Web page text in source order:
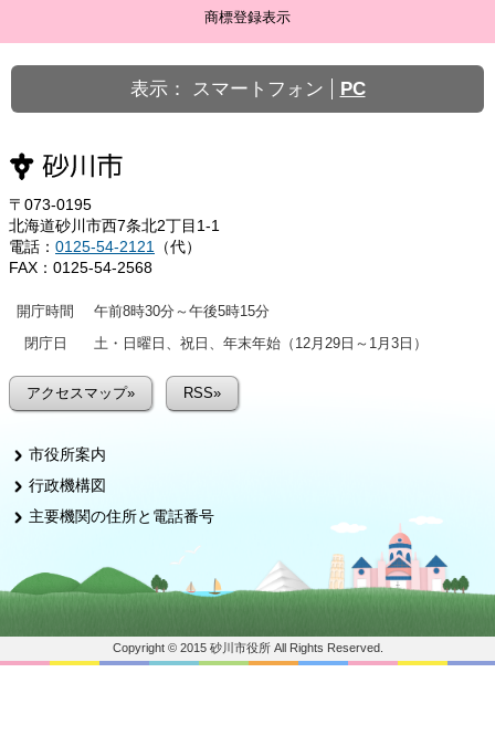
商標登録表示
表示： スマートフォン PC
〒073-0195
北海道砂川市西7条北2丁目1-1
電話： 0125-54-2121
（代）
FAX：0125-54-2568
開庁時間
午前8時30分～午後5時15分
閉庁日
土・日曜日、祝日、年末年始（12月29日～1月3日）
アクセスマップ» RSS»
市役所案内
行政機構図
主要機関の住所と電話番号
Copyright © 2015 砂川市役所 All Rights Reserved.